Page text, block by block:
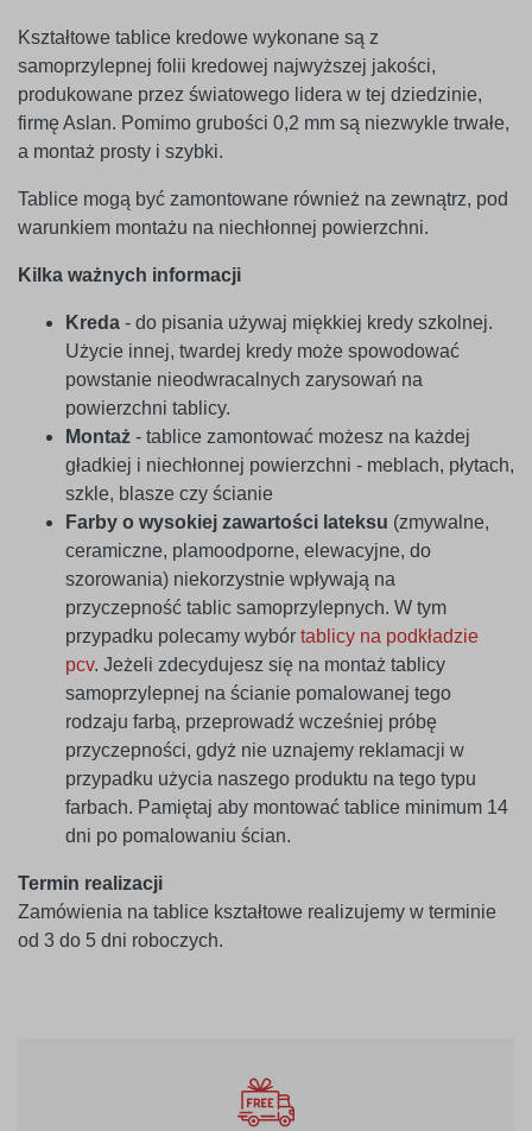
Kształtowe tablice kredowe wykonane są z
samoprzylepnej folii kredowej najwyższej jakości,
produkowane przez światowego lidera w tej dziedzinie,
firmę Aslan. Pomimo grubości 0,2 mm są niezwykle trwałe,
a montaż prosty i szybki.
Tablice mogą być zamontowane również na zewnątrz, pod
warunkiem montażu na niechłonnej powierzchni.
Kilka ważnych informacji
Kreda - do pisania używaj miękkiej kredy szkolnej.
Użycie innej, twardej kredy może spowodować
powstanie nieodwracalnych zarysowań na
powierzchni tablicy.
Montaż - tablice zamontować możesz na każdej
gładkiej i niechłonnej powierzchni - meblach, płytach,
szkle, blasze czy ścianie
Farby o wysokiej zawartości lateksu (zmywalne,
ceramiczne, plamoodporne, elewacyjne, do
szorowania) niekorzystnie wpływają na
przyczepność tablic samoprzylepnych. W tym
przypadku polecamy wybór tablicy na podkładzie
pcv. Jeżeli zdecydujesz się na montaż tablicy
samoprzylepnej na ścianie pomalowanej tego
rodzaju farbą, przeprowadź wcześniej próbę
przyczepności, gdyż nie uznajemy reklamacji w
przypadku użycia naszego produktu na tego typu
farbach. Pamiętaj aby montować tablice minimum 14
dni po pomalowaniu ścian.
Termin realizacji
Zamówienia na tablice kształtowe realizujemy w terminie
od 3 do 5 dni roboczych.